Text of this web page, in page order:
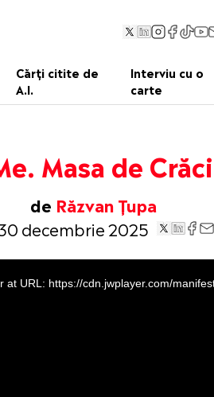
Cărți citite de
A.I.
Interviu cu o
carte
Masa de
de Răzvan Țupa
decembrie 2025
at URL: https://cdn.jwplayer.com/